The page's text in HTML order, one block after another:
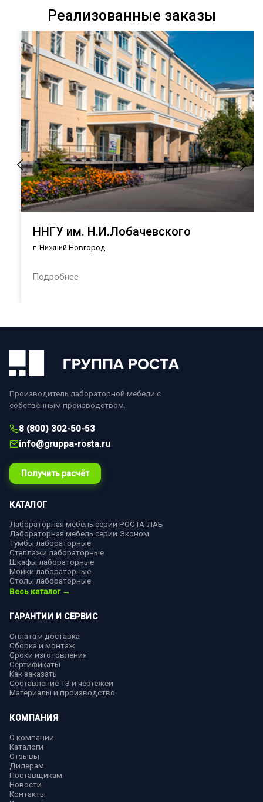
Реализованные заказы
ННГУ им. Н.И.Лобачевского
г. Нижний Новгород
Подробнее
Производитель лабораторной мебели с
собственным производством.
8 (800) 302-50-53
info@gruppa-rosta.ru
Получить расчёт
КАТАЛОГ
Лабораторная мебель серии РОСТА-ЛАБ
Лабораторная мебель серии Эконом
Тумбы лабораторные
Стеллажи лабораторные
Шкафы лабораторные
Мойки лабораторные
Столы лабораторные
Весь каталог →
ГАРАНТИИ И СЕРВИС
Оплата и доставка
Сборка и монтаж
Сроки изготовления
Сертификаты
Как заказать
Составление ТЗ и чертежей
Материалы и производство
КОМПАНИЯ
О компании
Каталоги
Отзывы
Дилерам
Поставщикам
Новости
Контакты